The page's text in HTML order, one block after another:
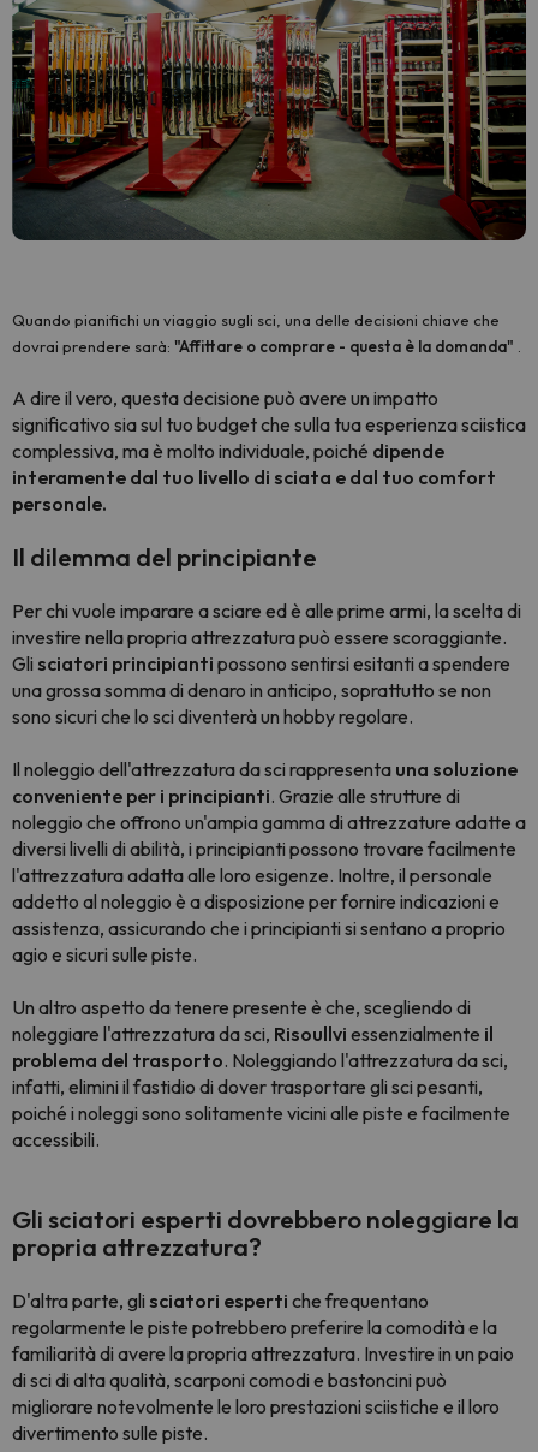
Quando pianifichi un viaggio sugli sci, una delle decisioni chiave che
dovrai prendere sarà: "Affittare o comprare - questa è la domanda" .
A dire il vero, questa decisione può avere un impatto
significativo sia sul tuo budget che sulla tua esperienza sciistica
complessiva, ma è molto individuale, poiché dipende
interamente dal tuo livello di sciata e dal tuo comfort
personale.
Il dilemma del principiante
Per chi vuole imparare a sciare ed è alle prime armi, la scelta di
investire nella propria attrezzatura può essere scoraggiante.
Gli sciatori principianti possono sentirsi esitanti a spendere
una grossa somma di denaro in anticipo, soprattutto se non
sono sicuri che lo sci diventerà un hobby regolare.
Il noleggio dell'attrezzatura da sci rappresenta una soluzione
conveniente per i principianti. Grazie alle strutture di
noleggio che offrono un'ampia gamma di attrezzature adatte a
diversi livelli di abilità, i principianti possono trovare facilmente
l'attrezzatura adatta alle loro esigenze. Inoltre, il personale
addetto al noleggio è a disposizione per fornire indicazioni e
assistenza, assicurando che i principianti si sentano a proprio
agio e sicuri sulle piste.
Un altro aspetto da tenere presente è che, scegliendo di
noleggiare l'attrezzatura da sci, Risoullvi essenzialmente il
problema del trasporto. Noleggiando l'attrezzatura da sci,
infatti, elimini il fastidio di dover trasportare gli sci pesanti,
poiché i noleggi sono solitamente vicini alle piste e facilmente
accessibili.
Gli sciatori esperti dovrebbero noleggiare la
propria attrezzatura?
D'altra parte, gli sciatori esperti che frequentano
regolarmente le piste potrebbero preferire la comodità e la
familiarità di avere la propria attrezzatura. Investire in un paio
di sci di alta qualità, scarponi comodi e bastoncini può
migliorare notevolmente le loro prestazioni sciistiche e il loro
divertimento sulle piste.